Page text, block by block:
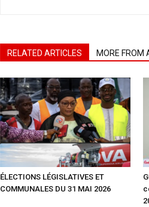
RELATED ARTICLES MORE FROM
ÉLECTIONS LÉGISLATIVES ET
COMMUNALES DU 31 MAI 2026